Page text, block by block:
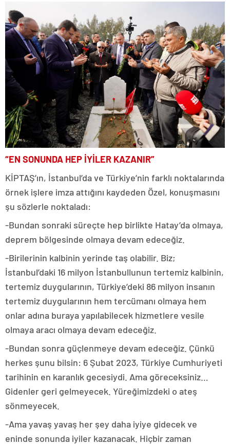
“EN SONUNDA HEP İYİLER KAZANIR”
KİPTAŞ’ın, İstanbul’da ve Türkiye’nin farklı noktalarında
örnek işlere imza attığını kaydeden Özel, konuşmasını
şu sözlerle noktaladı:
-Bundan sonraki süreçte hep birlikte Hatay’da olmaya,
deprem bölgesinde olmaya devam edeceğiz.
-Birilerinin kalbinin yerinde taş olabilir. Biz;
İstanbul’daki 16 milyon İstanbullunun tertemiz kalbinin,
tertemiz duygularının, Türkiye’deki 86 milyon insanın
tertemiz duygularının hem tercümanı olmaya hem
onlar adına buraya yapılabilecek hizmetlere vesile
olmaya aracı olmaya devam edeceğiz.
-Bundan sonra güçlenmeye devam edeceğiz. Çünkü
herkes şunu bilsin: 6 Şubat 2023, Türkiye Cumhuriyeti
tarihinin en karanlık gecesiydi. Ama göreceksiniz…
Gidenler geri gelmeyecek. Yüreğimizdeki o ateş
sönmeyecek.
-Ama yavaş yavaş her şey daha iyiye gidecek ve
eninde sonunda iyiler kazanacak. Hiçbir zaman